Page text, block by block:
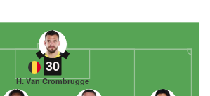
30
H. Van Crombrugge